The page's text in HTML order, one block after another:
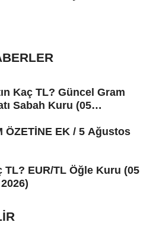
Kaç TL? Güncel Gram
Sabah Kuru (05
ÖZETİNE EK / 5 Ağustos
TL? EUR/TL Öğle Kuru (05